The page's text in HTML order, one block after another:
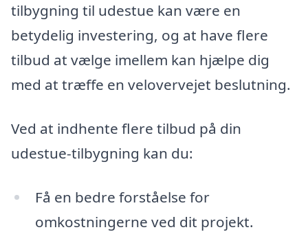
tilbygning til udestue kan være en
betydelig investering, og at have flere
tilbud at vælge imellem kan hjælpe dig
med at træffe en velovervejet beslutning.
Ved at indhente flere tilbud på din
udestue-tilbygning kan du:
Få en bedre forståelse for
omkostningerne ved dit projekt.